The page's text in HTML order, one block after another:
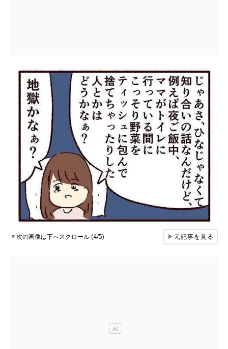
▼次の画像は下へスクロール (4/5) ▶元記事を見る